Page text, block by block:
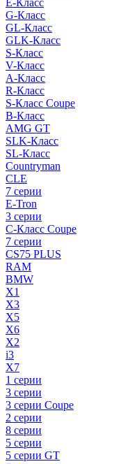
E-Класс
G-Класс
GL-Класс
GLK-Класс
S-Класс
V-Класс
A-Класс
R-Класс
S-Класс Сoupe
B-Класс
AMG GT
SLK-Класс
SL-Класс
Countryman
CLE
7 серии
E-Tron
3 серии
C-Класс Coupe
7 серии
CS75 PLUS
RAM
BMW
X1
X3
X5
X6
X2
i3
X7
1 серии
3 серии
3 серии Coupe
2 серии
8 серии
5 серии
5 серии GT